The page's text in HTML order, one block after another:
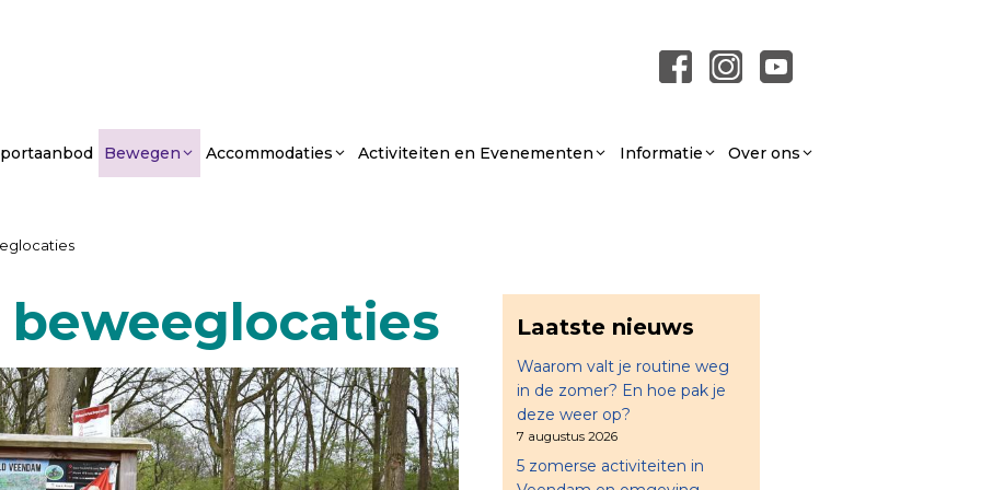
Bewegen Accommodaties Activiteiten en Evenementen Informatie Over ons
beweeglocaties Laatste nieuws
Waarom valt je routine weg
in de zomer? En hoe pak je
deze weer op?
7 augustus 2026
5 zomerse activiteiten in